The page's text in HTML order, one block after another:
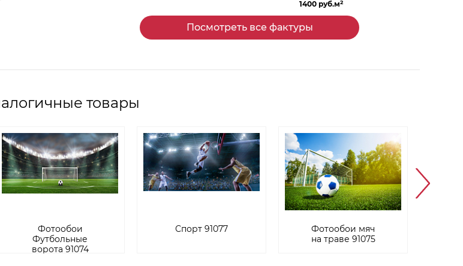
1400 руб.м2
Посмотреть все фактуры
товары
Фотообои
Футбольные
ворота 91074
Спорт 91077
Фотообои мяч
на траве 91075